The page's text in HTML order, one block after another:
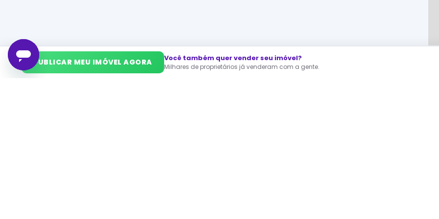
➜ PUBLICAR MEU IMÓVEL AGORA Você também quer vender seu imóvel?
Milhares de proprietários já venderam com a gente.